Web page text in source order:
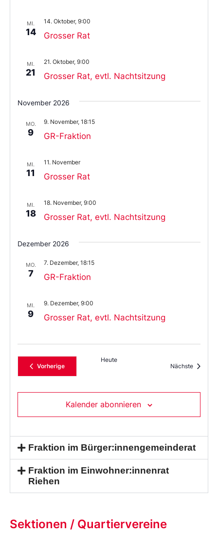
MI.
14 Grosser Rat
14. Oktober, 9:00
MI.
21 Grosser Rat, evtl. Nachtsitzung
21. Oktober, 9:00
November 2026
MO.
9 GR-Fraktion
9. November, 18:15
MI.
11 Grosser Rat
11. November
MI.
18 Grosser Rat, evtl. Nachtsitzung
18. November, 9:00
Dezember 2026
MO.
7 GR-Fraktion
7. Dezember, 18:15
MI.
9 Grosser Rat, evtl. Nachtsitzung
9. Dezember, 9:00
VorherigeVeranstaltungen
Heute
Nächste
Kalender abonnieren
Fraktion im Bürger:innengemeinderat
Fraktion im Einwohner:innenrat
Riehen
Sektionen / Quartiervereine